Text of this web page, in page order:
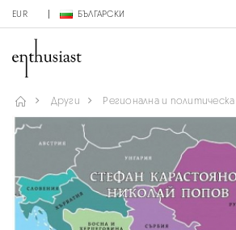
EUR БЪЛГАРСКИ
Други Регионална и